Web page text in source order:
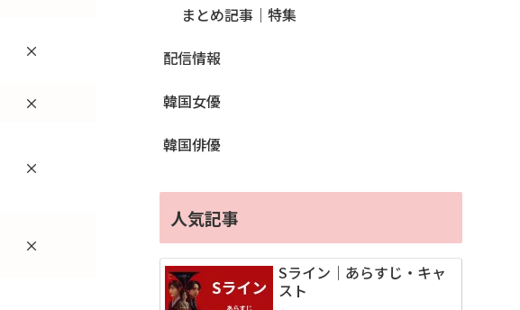
×
×
×
×
まとめ記事｜特集
配信情報
韓国女優
韓国俳優
人気記事
Sライン｜あらすじ・キャ
スト